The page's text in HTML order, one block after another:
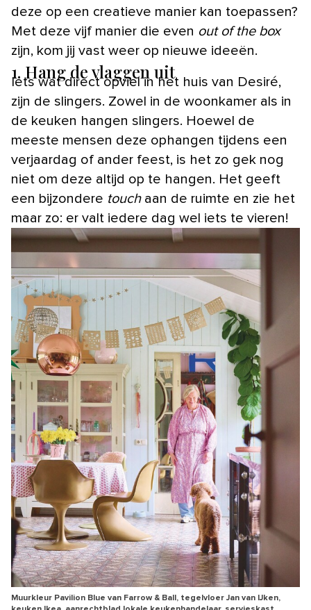
deze op een creatieve manier kan toepassen?
Met deze vijf manier die even out of the box
zijn, kom jij vast weer op nieuwe ideeën.
1. Hang de vlaggen uit
Iets wat direct opviel in het huis van Desiré,
zijn de slingers. Zowel in de woonkamer als in
de keuken hangen slingers. Hoewel de
meeste mensen deze ophangen tijdens een
verjaardag of ander feest, is het zo gek nog
niet om deze altijd op te hangen. Het geeft
een bijzondere touchaan de ruimte en zie het
maar zo: er valt iedere dag wel iets te vieren!
Muurkleur Pavilion Blue van Farrow & Ball, tegelvloer Jan van IJken,